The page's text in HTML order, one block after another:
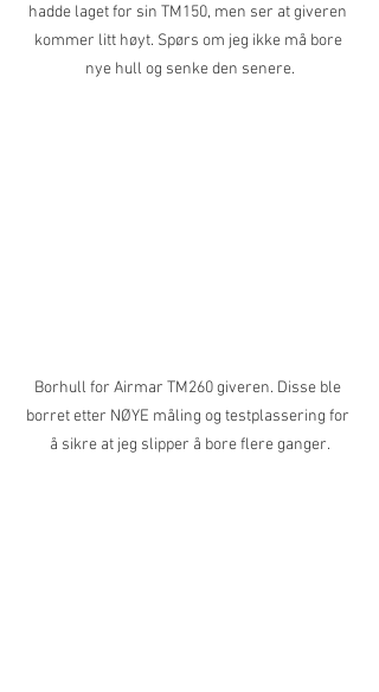
hadde laget for sin TM150, men ser at giveren
kommer litt høyt. Spørs om jeg ikke må bore
nye hull og senke den senere.
Borhull for Airmar TM260 giveren. Disse ble
borret etter NØYE måling og testplassering for
å sikre at jeg slipper å bore flere ganger.